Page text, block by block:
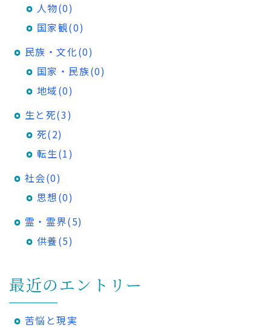
人物(0)
国家観(0)
民族・文化(0)
国家・民族(0)
地域(0)
生と死(3)
死(2)
転生(1)
社会(0)
思想(0)
霊・霊界(5)
供養(5)
最近のエントリー
苦悩と現実